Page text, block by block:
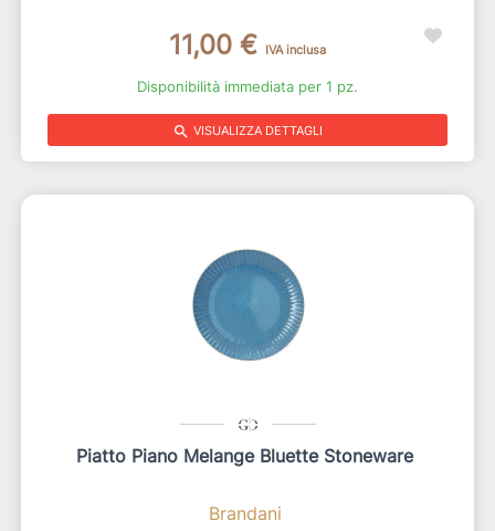
11,00 € IVA inclusa
Disponibilità immediata per 1 pz.
search VISUALIZZA DETTAGLI
Piatto Piano Melange Bluette Stoneware
Brandani